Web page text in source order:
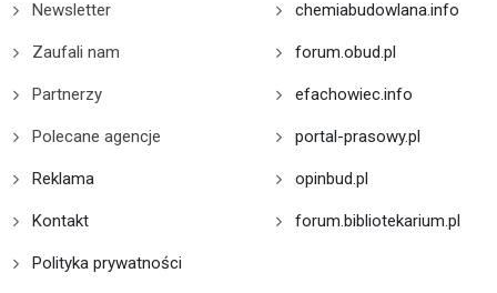
Newsletter
Zaufali nam
Partnerzy
Polecane agencje
Reklama
Kontakt
Polityka prywatności
chemiabudowlana.info
forum.obud.pl
efachowiec.info
portal-prasowy.pl
opinbud.pl
forum.bibliotekarium.pl